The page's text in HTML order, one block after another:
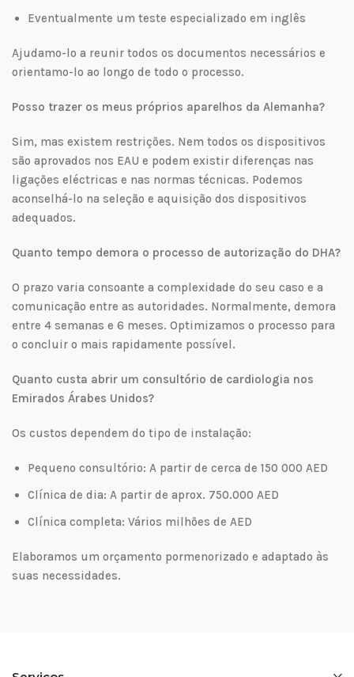
Eventualmente um teste especializado em inglês
Ajudamo-lo a reunir todos os documentos necessários e
orientamo-lo ao longo de todo o processo.
Posso trazer os meus próprios aparelhos da Alemanha?
Sim, mas existem restrições. Nem todos os dispositivos
são aprovados nos EAU e podem existir diferenças nas
ligações eléctricas e nas normas técnicas. Podemos
aconselhá-lo na seleção e aquisição dos dispositivos
adequados.
Quanto tempo demora o processo de autorização do DHA?
O prazo varia consoante a complexidade do seu caso e a
comunicação entre as autoridades. Normalmente, demora
entre 4 semanas e 6 meses. Optimizamos o processo para
o concluir o mais rapidamente possível.
Quanto custa abrir um consultório de cardiologia nos
Emirados Árabes Unidos?
Os custos dependem do tipo de instalação:
Pequeno consultório: A partir de cerca de 150 000 AED
Clínica de dia: A partir de aprox. 750.000 AED
Clínica completa: Vários milhões de AED
Elaboramos um orçamento pormenorizado e adaptado às
suas necessidades.